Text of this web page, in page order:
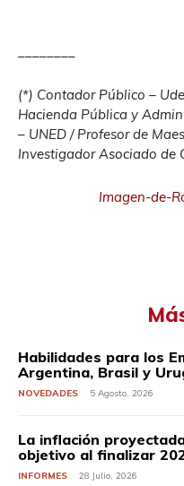
(*) Contador Público –
Hacienda Pública y
– UNED / Profesor de
Investigador Asociado de
Imagen-de-
Habilidades para los
Argentina, Brasil y
NOVEDADES 5 Agosto, 2026
La inflación
objetivo al finalizar
INFORMES 28 Julio, 2026